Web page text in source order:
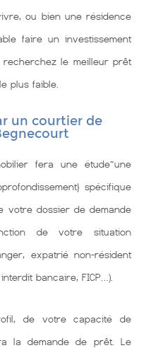
ou bien une résidence
faire un investissement
le meilleur prêt
plus faible.
un courtier de
fera une étude~une
spécifique
votre dossier de demande
de votre situation
expatrié non-résident
bancaire, FICP…).
de votre capacité de
la demande de prêt. Le